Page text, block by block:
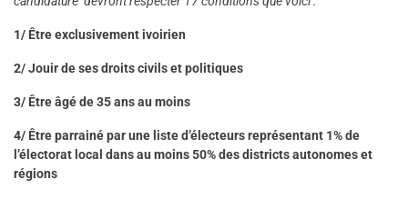
1/ Être exclusivement ivoirien
2/ Jouir de ses droits civils et politiques
3/ Être âgé de 35 ans au moins
4/ Être parrainé par une liste d’électeurs représentant 1% de
l’électorat local dans au moins 50% des districts autonomes et
régions